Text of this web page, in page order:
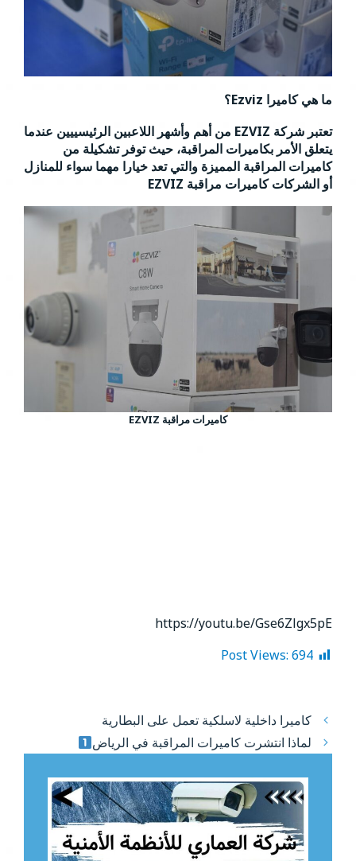
ما هي كاميرا Ezviz؟
تعتبر شركة EZVIZ من أهم وأشهر اللاعبين الرئيسييين عندما
يتعلق الأمر بكاميرات المراقبة، حيث توفر تشكيلة من
كاميرات المراقبة المميزة والتي تعد خيارا مهما سواء للمنازل
أو الشركات كاميرات مراقبة EZVIZ
كاميرات مراقبة EZVIZ
https://youtu.be/Gse6Zlgx5pE
Post Views: 694
كاميرا داخلية لاسلكية تعمل على البطارية
لماذا انتشرت كاميرات المراقبة في الرياض